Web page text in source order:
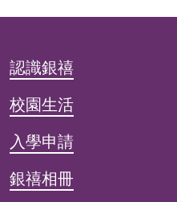
認識銀禧
校園生活
入學申請
銀禧相冊